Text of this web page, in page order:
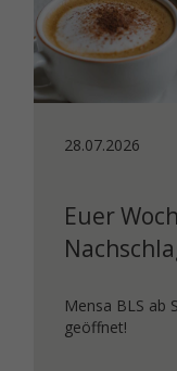
28.07.2026
Euer
Mensa BLS ab
geöffnet!